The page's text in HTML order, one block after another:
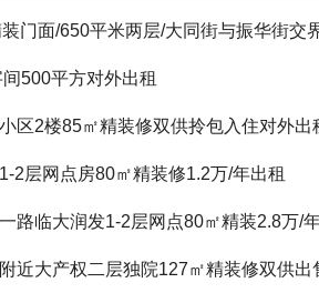
门面/650平米两层/大同街与振华街交
处)
500平方对外出租
区2楼85㎡精装修双供拎包入住对外出
2层网点房80㎡精装修1.2万/年出租
路临大润发1-2层网点80㎡精装2.8万/
近大产权二层独院127㎡精装修双供出